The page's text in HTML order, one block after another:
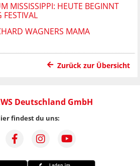
MISSISSIPPI: HEUTE BEGINNT
WAGNERS MAMA
Zurück zur Übersicht
Deutschland GmbH
findest du uns: